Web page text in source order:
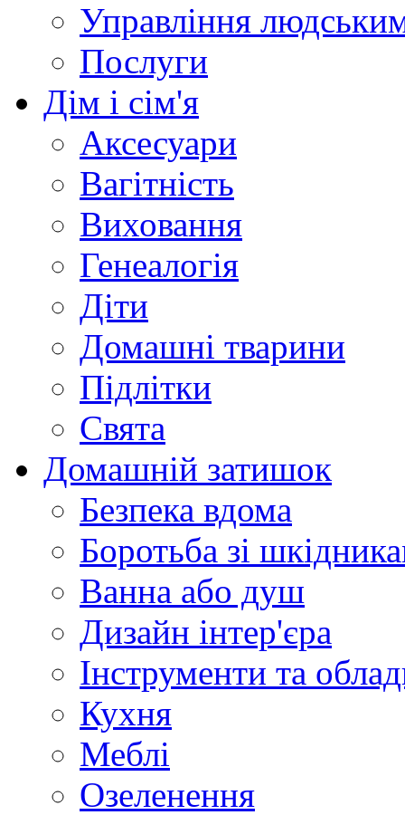
Управління
Послуги
Дім і сім'я
Аксесуари
Вагітність
Виховання
Генеалогія
Діти
Домашні тварини
Підлітки
Свята
Домашній затишок
Безпека вдома
Боротьба зі
Ванна або душ
Дизайн інтер'єра
Інструменти та
Кухня
Меблі
Озеленення